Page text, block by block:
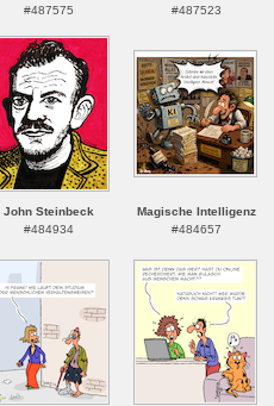
#487575
#487523
John Steinbeck
#484934
Magische Intelligenz
#484657